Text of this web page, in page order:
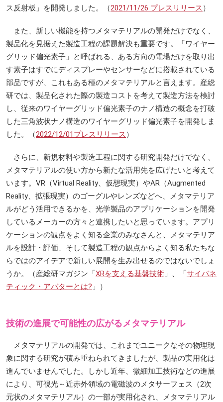
ス反射板」を開発しました。（2021/11/26 プレスリリース ）
また、新しい機能を持つメタマテリアルの開発だけでなく、
製品化を見据えた製造工程の課題解決も重要です。「ワイヤー
グリッド偏光素子」と呼ばれる、ある方向の電場だけを取り出
す素子はすでにディスプレーやセンサーなどに搭載されている
部品ですが、これもある種のメタマテリアルと言えます。産総
研では、製品化された際の製造コストを考えて製造方法を検討
し、従来のワイヤーグリッド偏光素子のナノ構造の概念を打破
した三角波状ナノ構造のワイヤーグリッド偏光素子を開発しま
した。（2022/12/01プレスリリース ）
さらに、新規材料や製造工程に関する研究開発だけでなく、
メタマテリアルの使い方から新たな活用先を広げたいと考えて
います。VR（Virtual Reality、仮想現実）やAR（Augmented
Reality、拡張現実）のゴーグルやレンズなどへ、メタマテリア
ルがどう活用できるかを、光学製品のアプリケーションを開発
しているメーカーの方々と連携したいと思っています。アプリ
ケーションの観点をよく知る企業のみなさんと、メタマテリア
ルを設計・評価、そして製造工程の観点からよく知る私たちな
らではのアイデアで新しい展開を生み出せるのではないでしょ
うか。（産総研マガジン「XRを支える基盤技術 」、「サイバネ
ティック・アバターとは? 」）
技術の進展で可能性の広がるメタマテリアル
メタマテリアルの開発では、これまでユニークなその物理現
象に関する研究が積み重ねられてきましたが、製品の実用化は
進んでいませんでした。しかし近年、微細加工技術などの進展
により、可視光～近赤外領域の電磁波のメタサーフェス（2次
元状のメタマテリアル）の一部が実用化され、メタマテリアル